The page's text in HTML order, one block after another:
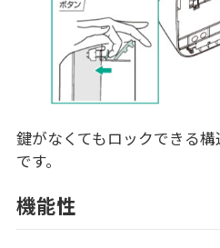
鍵がなくてもロックできる
です。
機能性